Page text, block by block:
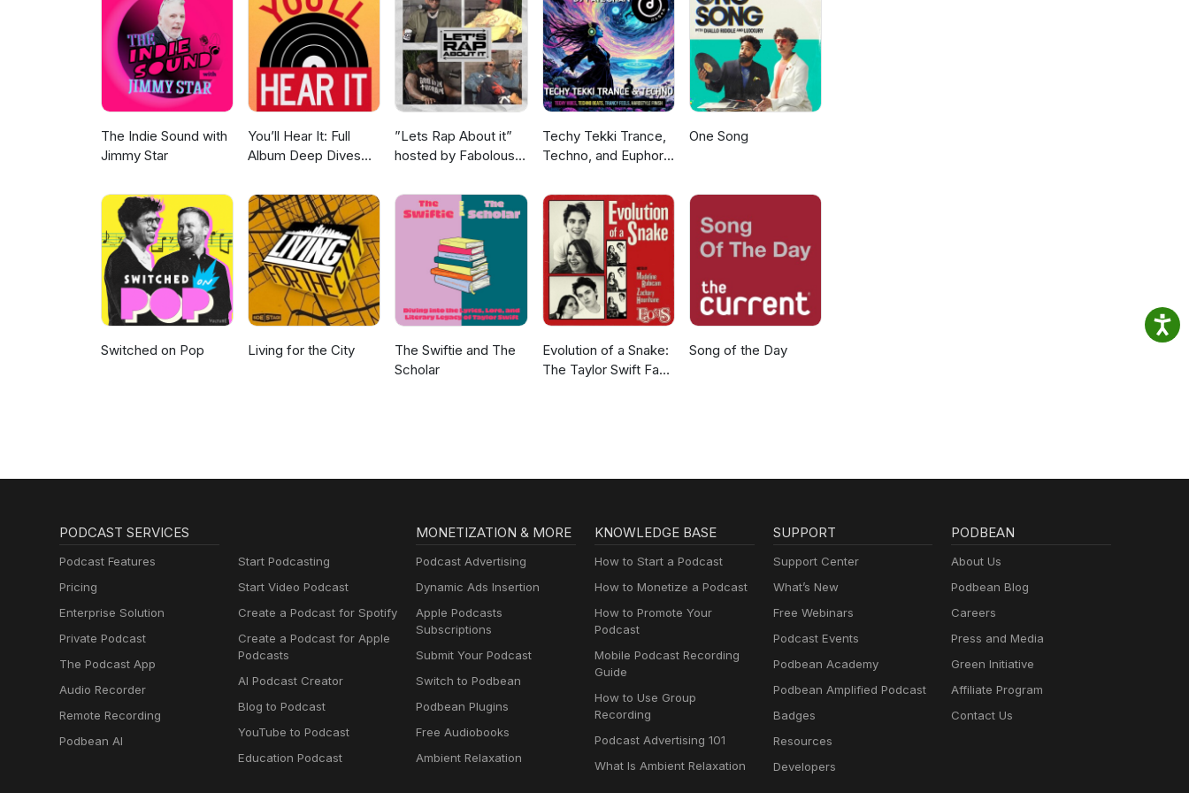
The Indie Sound with
Jimmy Star
You’ll Hear It: Full
Album Deep Dives
”Lets Rap About it”
hosted by Fabolous,
Jim Jones
Techy Tekki Trance,
Techno, and Euphoric
One Song
Switched on Pop Living for the City
The Swiftie and The
Scholar
Evolution of a Snake:
The Taylor Swift Fan
Song of the Day
PODCAST SERVICES
Podcast Features
Pricing
Enterprise Solution
Private Podcast
The Podcast App
Audio Recorder
Remote Recording
Podbean AI
Start Podcasting
Start Video Podcast
Create a Podcast for Spotify
Create a Podcast for Apple
Podcasts
AI Podcast Creator
Blog to Podcast
YouTube to Podcast
Education Podcast
MONETIZATION & MORE
Podcast Advertising
Dynamic Ads Insertion
Apple Podcasts
Subscriptions
Submit Your Podcast
Switch to Podbean
Podbean Plugins
Free Audiobooks
Ambient Relaxation
KNOWLEDGE BASE
How to Start a Podcast
How to Monetize a Podcast
How to Promote Your
Podcast
Mobile Podcast Recording
Guide
How to Use Group
Recording
Podcast Advertising 101
What Is Ambient Relaxation
SUPPORT
Support Center
What’s New
Free Webinars
Podcast Events
Podbean Academy
Podbean Amplified Podcast
Badges
Resources
Developers
PODBEAN
About Us
Podbean Blog
Careers
Press and Media
Green Initiative
Affiliate Program
Contact Us